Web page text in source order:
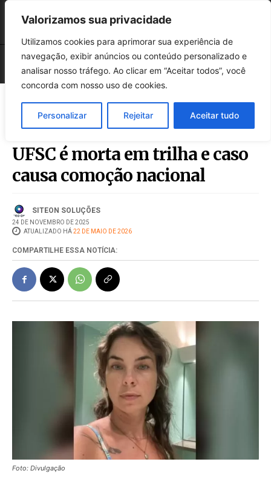
Valorizamos sua privacidade
Utilizamos cookies para aprimorar sua experiência de
navegação, exibir anúncios ou conteúdo personalizado e
analisar nosso tráfego. Ao clicar em “Aceitar todos”, você
concorda com nosso uso de cookies.
Personalizar Rejeitar Aceitar tudo
Catarina Kasten: estudante da
UFSC é morta em trilha e caso
causa comoção nacional
SITEON SOLUÇÕES
24 DE NOVEMBRO DE 2025
ATUALIZADO HÁ22 DE MAIO DE 2026
COMPARTILHE ESSA NOTÍCIA:
Foto: Divulgação